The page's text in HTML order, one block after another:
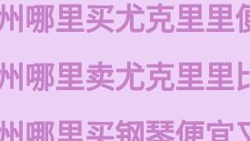
哪里买尤克里里
哪里卖尤克里里